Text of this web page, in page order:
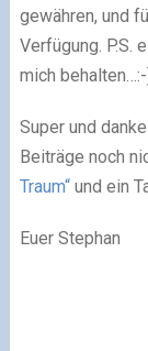
gewähren, und
Verfügung. P.S.
mich
Super und
Beiträge noch
Traum“und ein
Euer Stephan